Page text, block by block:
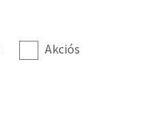
Akciós